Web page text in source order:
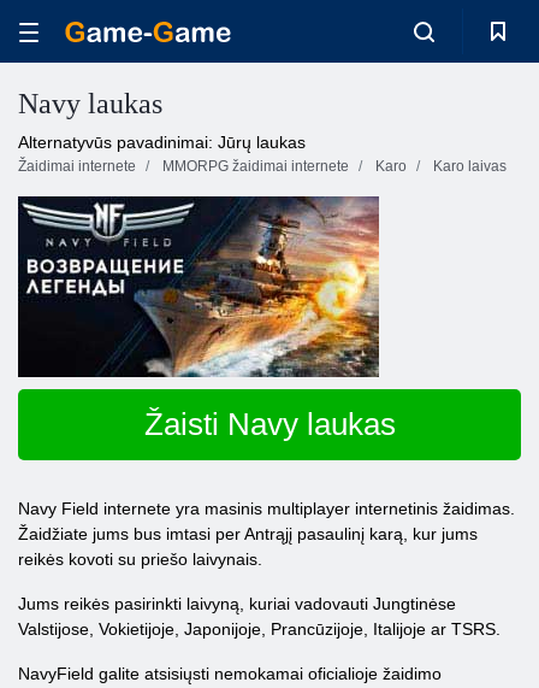
Navy laukas
Alternatyvūs pavadinimai: Jūrų laukas
Žaidimai internete MMORPG žaidimai internete Karo Karo laivas
Žaisti Navy laukas
Navy Field internete yra masinis multiplayer internetinis žaidimas.
Žaidžiate jums bus imtasi per Antrąjį pasaulinį karą, kur jums
reikės kovoti su priešo laivynais.
Jums reikės pasirinkti laivyną, kuriai vadovauti Jungtinėse
Valstijose, Vokietijoje, Japonijoje, Prancūzijoje, Italijoje ar TSRS.
NavyField galite atsisiųsti nemokamai oficialioje žaidimo